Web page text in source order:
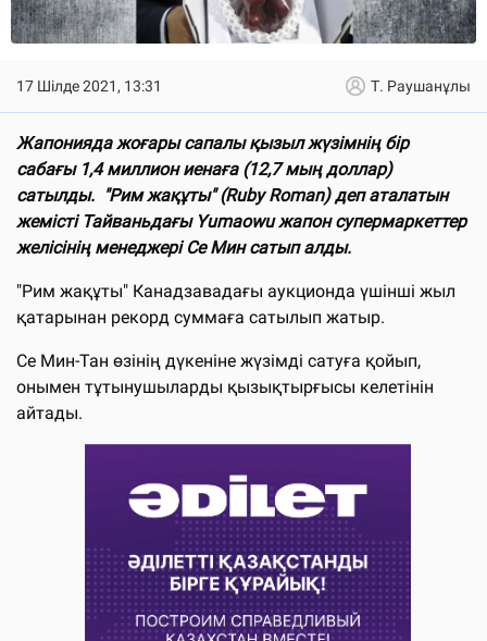
17 Шілде 2021, 13:31 Т. Раушанұлы
Жапонияда жоғары сапалы қызыл жүзімнің бір
сабағы 1,4 миллион иенаға (12,7 мың доллар)
сатылды. "Рим жақұты" (Ruby Roman) деп аталатын
жемісті Тайваньдағы Yumaowu жапон супермаркеттер
желісінің менеджері Се Мин сатып алды.
"Рим жақұты" Канадзавадағы аукционда үшінші жыл
қатарынан рекорд суммаға сатылып жатыр.
Се Мин-Тан өзінің дүкеніне жүзімді сатуға қойып,
онымен тұтынушыларды қызықтырғысы келетінін
айтады.